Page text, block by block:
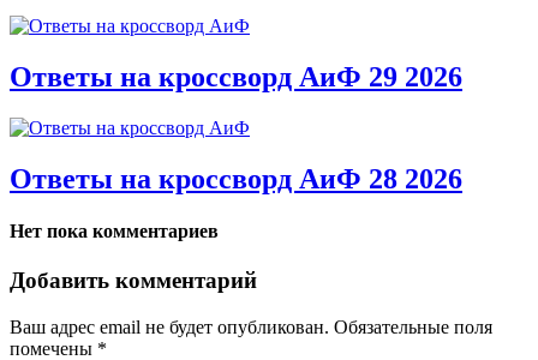
Ответы на кроссворд АиФ 29 2026
Ответы на кроссворд АиФ 28 2026
Нет пока комментариев
Добавить комментарий
Ваш адрес email не будет опубликован. Обязательные поля
помечены *